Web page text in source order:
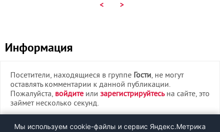
< >
Информация
Посетители, находящиеся в группе Гости, не могут
оставлять комментарии к данной публикации.
Пожалуйста, войдите или зарегистрируйтесьна сайте, это
займет несколько секунд.
ВХОД
Мы используем cookie-файлы и сервис Яндекс.Метрика